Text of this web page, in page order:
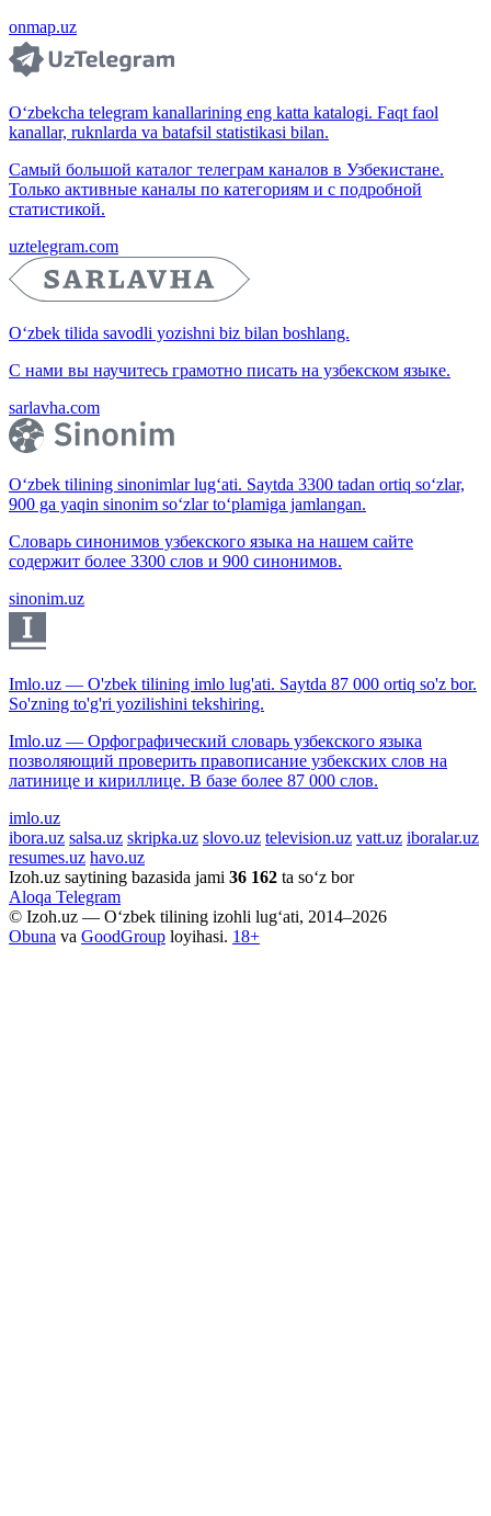
onmap.uz
O‘zbekcha telegram kanallarining eng katta katalogi. Faqt faol
kanallar, ruknlarda va batafsil statistikasi bilan.
Самый большой каталог телеграм каналов в Узбекистане.
Только активные каналы по категориям и с подробной
статистикой.
uztelegram.com
O‘zbek tilida savodli yozishni biz bilan boshlang.
С нами вы научитесь грамотно писать на узбекском языке.
sarlavha.com
O‘zbek tilining sinonimlar lug‘ati. Saytda 3300 tadan ortiq so‘zlar,
900 ga yaqin sinonim so‘zlar to‘plamiga jamlangan.
Словарь синонимов узбекского языка на нашем сайте
содержит более 3300 слов и 900 синонимов.
sinonim.uz
Imlo.uz — O'zbek tilining imlo lug'ati. Saytda 87 000 ortiq so'z bor.
So'zning to'g'ri yozilishini tekshiring.
Imlo.uz — Орфографический словарь узбекского языка
позволяющий проверить правописание узбекских слов на
латинице и кириллице. В базе более 87 000 слов.
imlo.uz
ibora.uz salsa.uz skripka.uz slovo.uz television.uz vatt.uz iboralar.uz
resumes.uz havo.uz
Izoh.uz saytining bazasida jami 36 162 ta so‘z bor
Aloqa Telegram
© Izoh.uz — O‘zbek tilining izohli lug‘ati, 2014–2026
Obuna va GoodGroup loyihasi. 18+